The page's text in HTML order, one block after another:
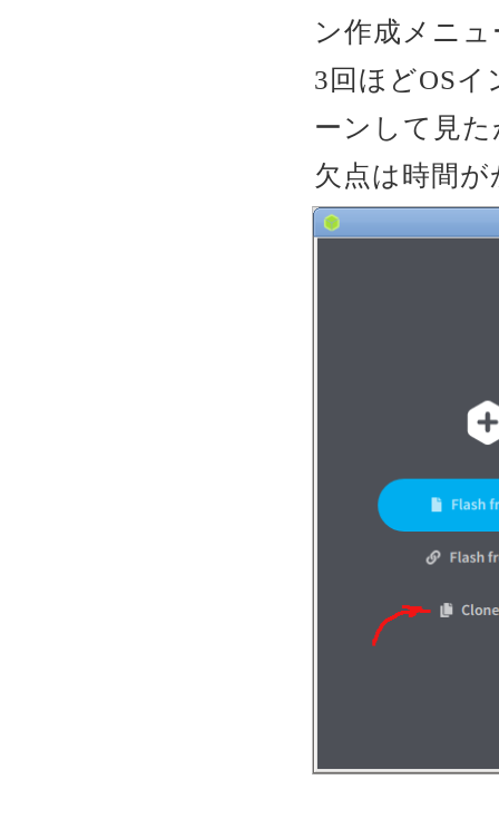
ン作成メニ
3回ほどOS
ーンして見
欠点は時間